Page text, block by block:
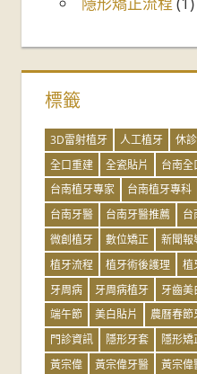
標籤
3D雷射植牙 人工植牙 休
全口重建
全瓷貼片 台南全
台南植牙專家
台南植牙專科
台南牙醫
台南牙醫推薦 台
微創植牙
數位矯正 新聞報
植牙流程
植牙術後護理 植
牙周病
牙周病植牙 牙齒美
端午節
美白貼片 農曆春節
門診資訊
隱形牙套 隱形矯
黃宗偉
黃宗偉牙醫 黃宗偉